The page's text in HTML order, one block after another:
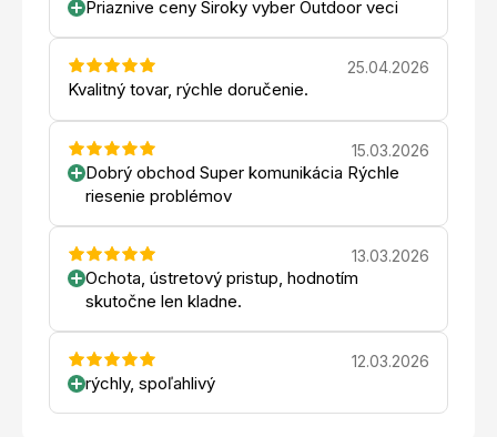
Priaznive ceny Siroky vyber Outdoor veci
25.04.2026
Kvalitný tovar, rýchle doručenie.
15.03.2026
Dobrý obchod Super komunikácia Rýchle
riesenie problémov
13.03.2026
Ochota, ústretový pristup, hodnotím
skutočne len kladne.
12.03.2026
rýchly, spoľahlivý